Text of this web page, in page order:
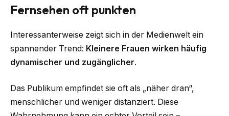
Fernsehen oft punkten
Interessanterweise zeigt sich in der Medienwelt ein
spannender Trend: Kleinere Frauen wirken häufig
dynamischer und zugänglicher.
Das Publikum empfindet sie oft als „näher dran“,
menschlicher und weniger distanziert. Diese